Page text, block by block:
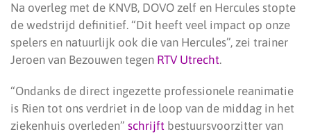
Na overleg met de KNVB, DOVO zelf en Hercules stopte
de wedstrijd definitief. “Dit heeft veel impact op onze
spelers en natuurlijk ook die van Hercules”, zei trainer
Jeroen van Bezouwen tegen RTV Utrecht.
“Ondanks de direct ingezette professionele reanimatie
is Rien tot ons verdriet in de loop van de middag in het
ziekenhuis overleden” schrijft bestuursvoorzitter van